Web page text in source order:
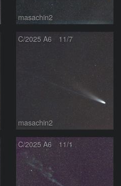
masachin2
C/2025 A6 11/7
masachin2
C/2025 A6 11/1